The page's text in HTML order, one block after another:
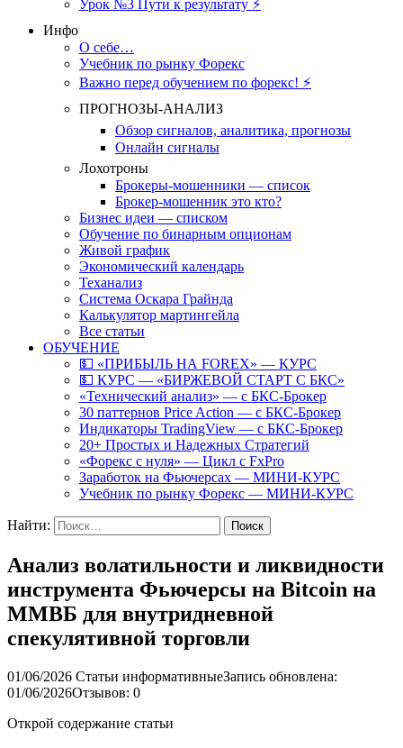
Урок №3 Пути к результату ⚡️
Инфо
О себе…
Учебник по рынку Форекс
Важно перед обучением по форекс! ⚡
ПРОГНОЗЫ-АНАЛИЗ
Обзор сигналов, аналитика, прогнозы
Онлайн сигналы
Лохотроны
Брокеры-мошенники — список
Брокер-мошенник это кто?
Бизнес идеи — списком
Обучение по бинарным опционам
Живой график
Экономический календарь
Теханализ
Система Оскара Грайнда
Калькулятор мартингейла
Все статьи
ОБУЧЕНИЕ
💵 «ПРИБЫЛЬ НА FOREX» — КУРС
💵 КУРС — «БИРЖЕВОЙ СТАРТ С БКС»
«Технический анализ» — с БКС-Брокер
30 паттернов Price Action — с БКС-Брокер
Индикаторы TradingView — с БКС-Брокер
20+ Простых и Надежных Стратегий
«Форекс с нуля» — Цикл с FxPro
Заработок на Фьючерсах — МИНИ-КУРС
Учебник по рынку Форекс — МИНИ-КУРС
Найти:
Анализ волатильности и ликвидности
инструмента Фьючерсы на Bitcoin на
ММВБ для внутридневной
спекулятивной торговли
01/06/2026 Статьи информативныеЗапись обновлена:
01/06/2026Отзывов: 0
Открой содержание статьи